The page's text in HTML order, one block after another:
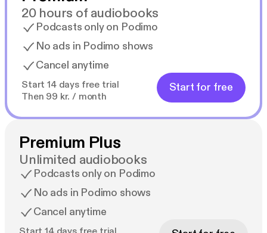
20 hours of audiobooks
Podcasts only on Podimo
No ads in Podimo shows
Cancel anytime
Start 14 days free trial
Then 99 kr. / month
Start for free
Premium Plus
Unlimited audiobooks
Podcasts only on Podimo
No ads in Podimo shows
Cancel anytime